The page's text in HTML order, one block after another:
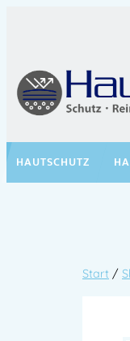
HAUTSCHUTZ
Start /